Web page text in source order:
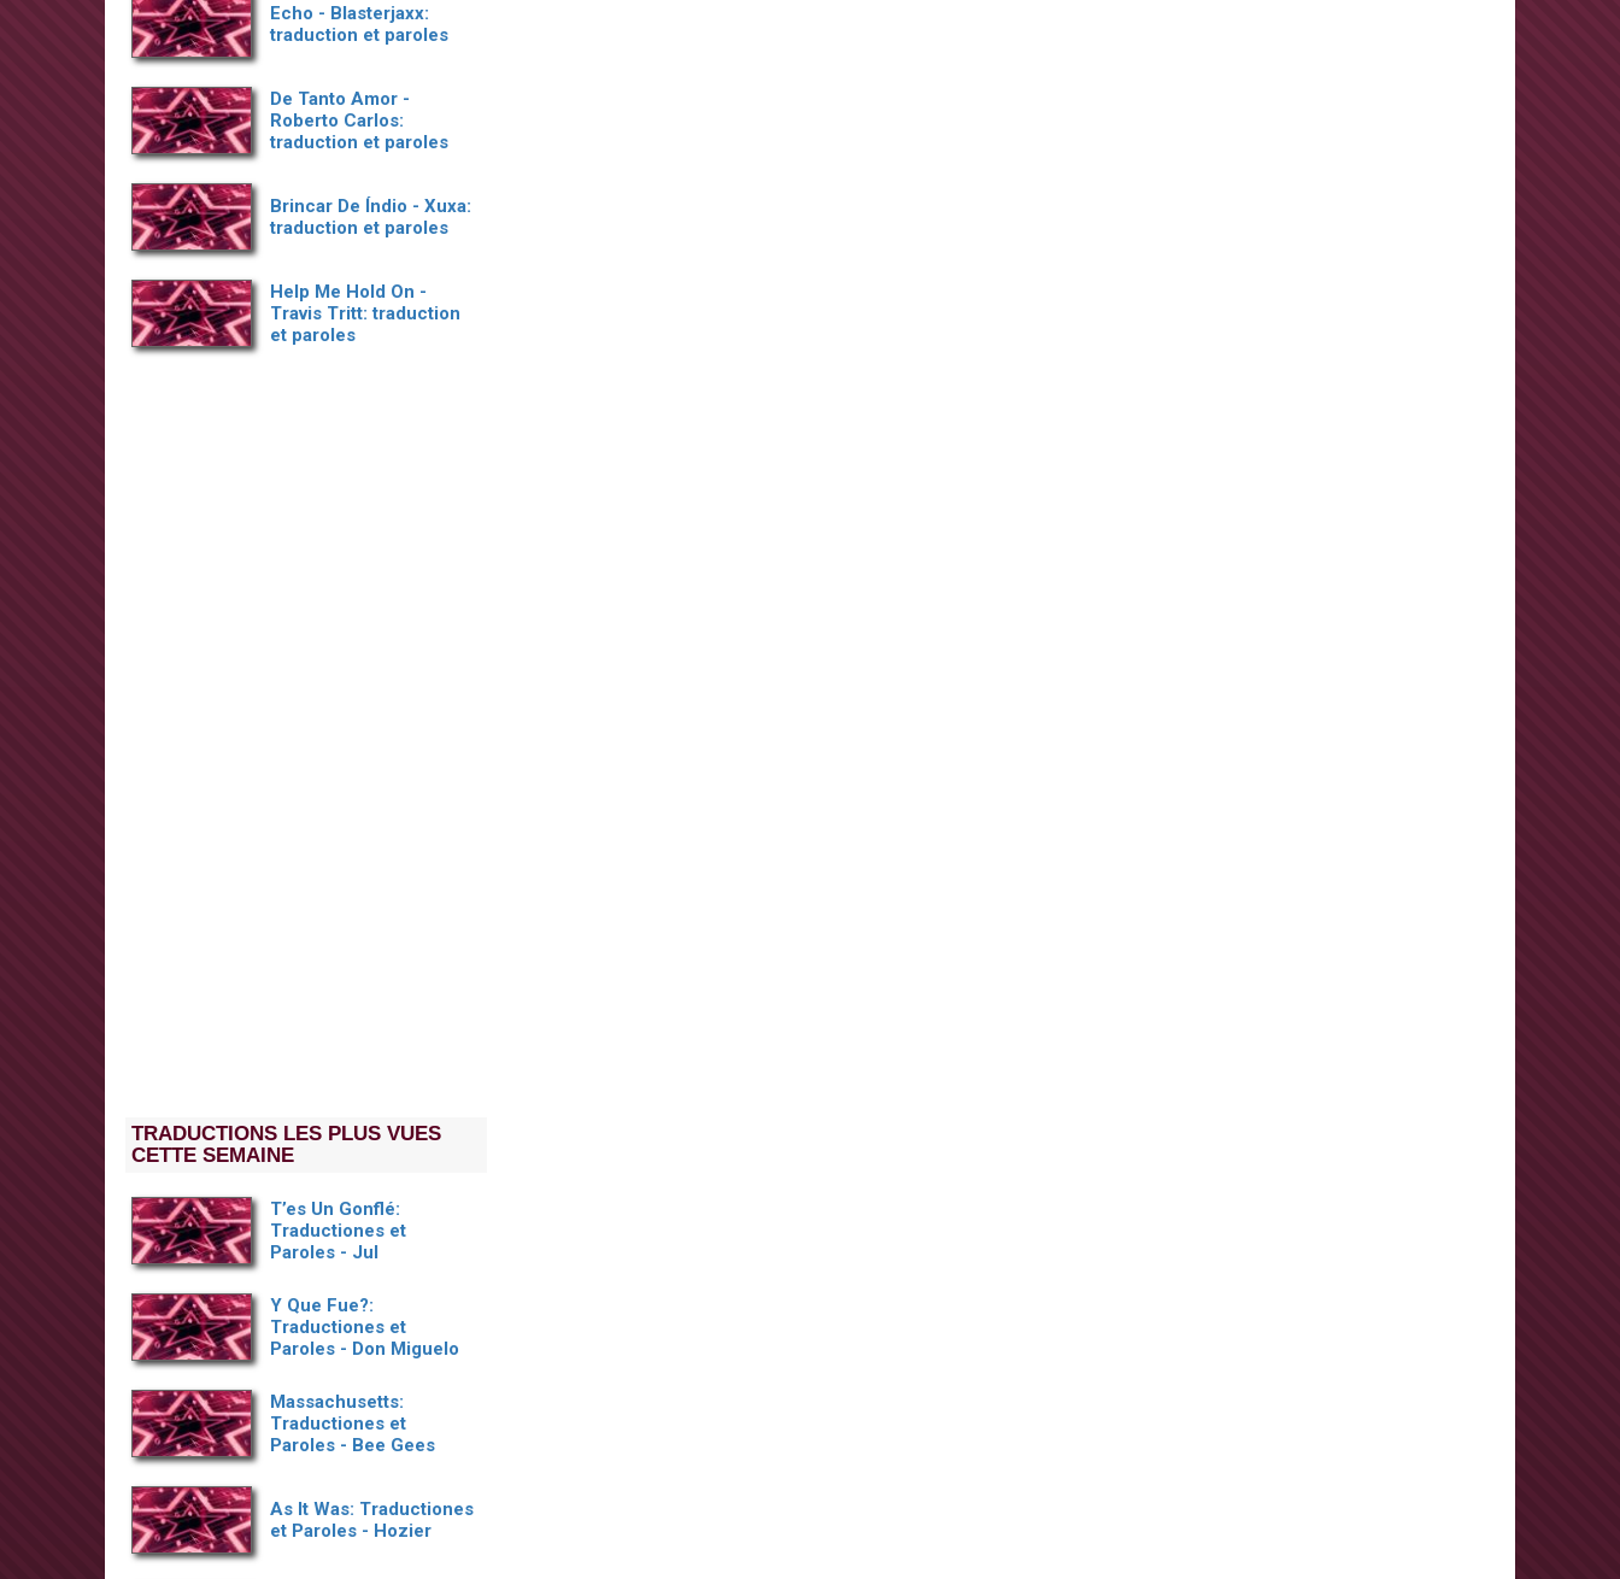
Echo - Blasterjaxx:
traduction et paroles
De Tanto Amor -
Roberto Carlos:
traduction et paroles
Brincar De Índio - Xuxa:
traduction et paroles
Help Me Hold On -
Travis Tritt: traduction
et paroles
TRADUCTIONS LES PLUS VUES
CETTE SEMAINE
T’es Un Gonflé:
Traductiones et
Paroles - Jul
Y Que Fue?:
Traductiones et
Paroles - Don Miguelo
Massachusetts:
Traductiones et
Paroles - Bee Gees
As It Was: Traductiones
et Paroles - Hozier